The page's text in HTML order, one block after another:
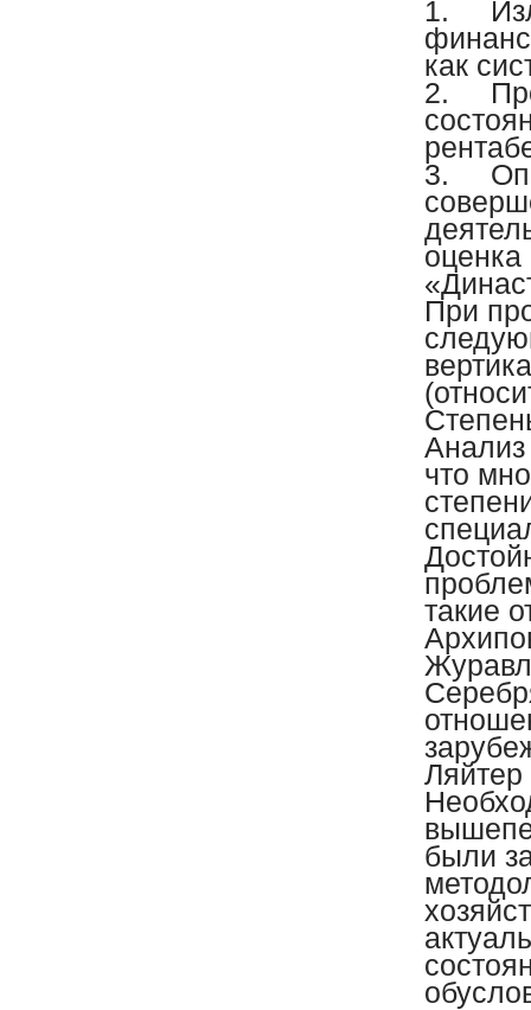
1.
как
2.
3.
При
Анализ
что
такие
были